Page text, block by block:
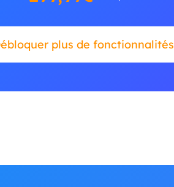
plus de fonctionnalités